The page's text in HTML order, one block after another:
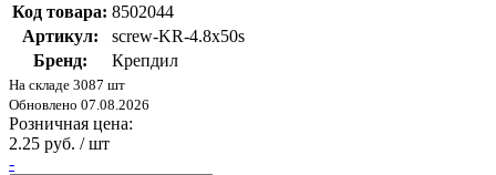
Код товара: 8502044
Артикул:
screw-KR-4.8х50s
Бренд:
Крепдил
На складе 3087 шт
Обновлено 07.08.2026
Розничная цена:
2.25 руб. / шт
-